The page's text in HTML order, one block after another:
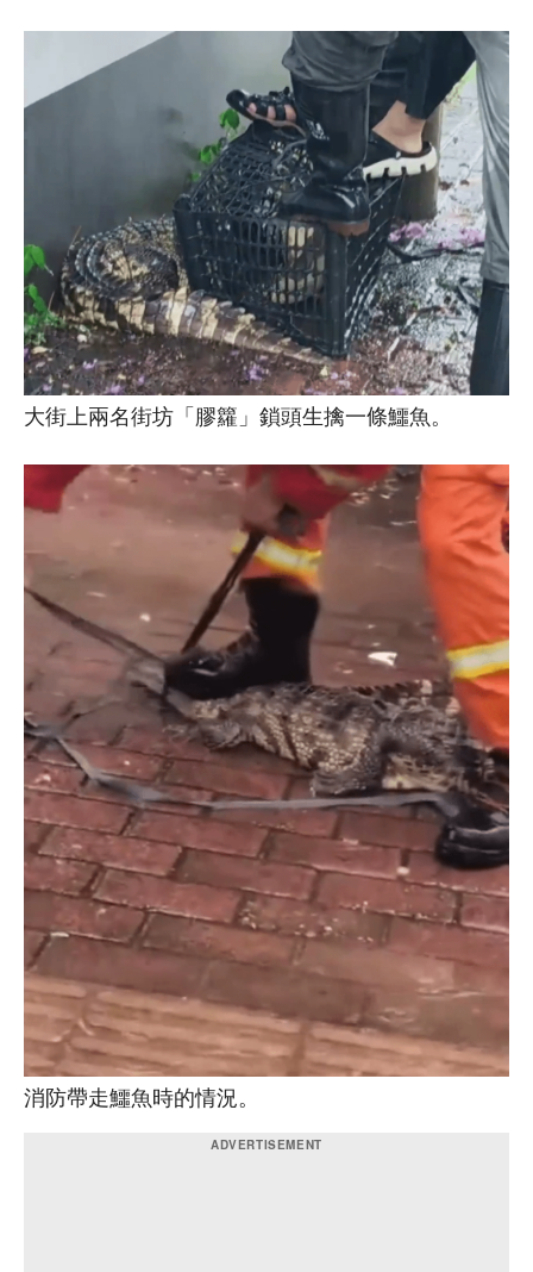
大街上兩名街坊「膠籮」鎖頭生擒一條鱷魚。
消防帶走鱷魚時的情況。